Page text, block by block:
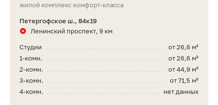
жилой комплекс комфорт-класса
Петергофское ш., 84к19
Ленинский проспект, 9 км
от 26,6 м²
Студии
от 26,6 м²
1-комн.
от 44,9 м²
2-комн.
от 71,5 м²
3-комн.
нет данных
4-комн.